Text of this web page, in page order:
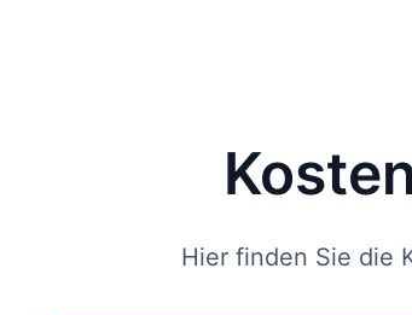
Hier finden Sie die